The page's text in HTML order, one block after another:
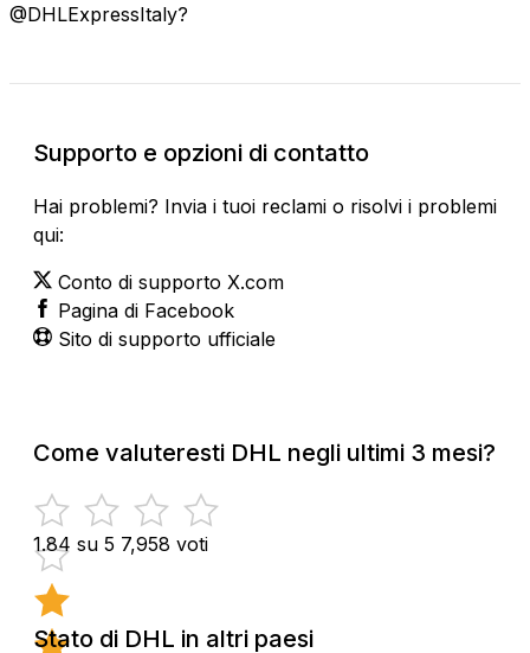
@DHLExpressItaly?
Supporto e opzioni di contatto
Hai problemi? Invia i tuoi reclami o risolvi i problemi
qui:
Conto di supporto X.com
Pagina di Facebook
Sito di supporto ufficiale
Come valuteresti DHL negli ultimi 3 mesi?
1.84 su 5 7,958 voti
Stato di DHL in altri paesi